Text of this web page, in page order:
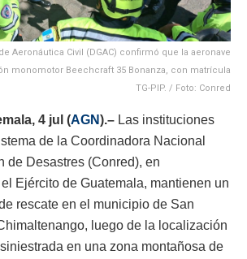
Aeronáutica Civil (DGAC) confirmó que la aeronave
monomotor Beechcraft 35 Bonanza, con matrícula
TG-PIP. / Foto: Conred
4 jul (AGN).– Las instituciones
de la Coordinadora Nacional
de Desastres (Conred), en
Ejército de Guatemala, mantienen un
rescate en el municipio de San
luego de la localización
en una zona montañosa de